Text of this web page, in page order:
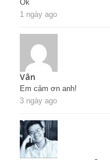
Ok
1 ngày ago
Vân
Em cảm ơn anh!
3 ngày ago